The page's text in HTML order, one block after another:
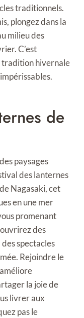
traditionnels.
plongez dans la
milieu des
C’est
tradition hivernale
de
paysages
des lanternes
Nagasaki, cet
en une mer
promenant
des
spectacles
Rejoindre le
la joie de
livrer aux
pas le